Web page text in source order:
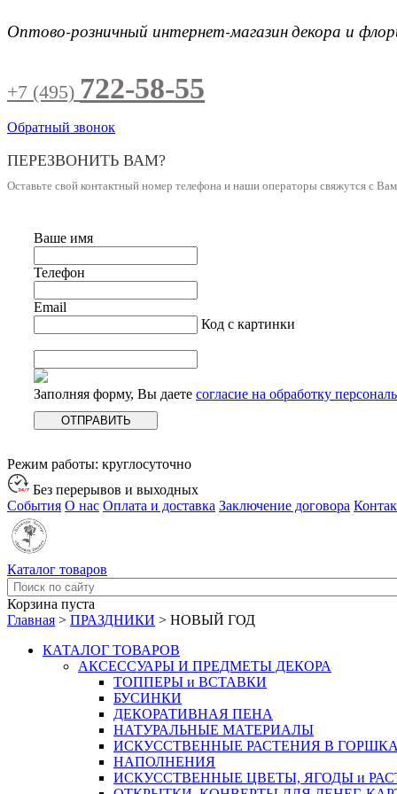
Оптово-розничный интернет-магазиндекора и
+7 (495) 722-58-55
Обратный звонок
ПЕРЕЗВОНИТЬ ВАМ?
Оставьте свой контактный номер телефона и наши операторы свяжутся с
Ваше имя
Телефон
Email
Код с картинки
Заполняя форму, Вы даете согласие на обработку
Режим работы: круглосуточно
Без перерывов и выходных
События О нас Оплата и доставка Заключение договора
Каталог товаров
Корзина пуста
Главная > ПРАЗДНИКИ > НОВЫЙ ГОД
КАТАЛОГ ТОВАРОВ
АКСЕССУАРЫ И ПРЕДМЕТЫ ДЕКОРА
ТОППЕРЫ и ВСТАВКИ
БУСИНКИ
ДЕКОРАТИВНАЯ ПЕНА
НАТУРАЛЬНЫЕ МАТЕРИАЛЫ
ИСКУССТВЕННЫЕ РАСТЕНИЯ В
НАПОЛНЕНИЯ
ИСКУССТВЕННЫЕ ЦВЕТЫ, ЯГОДЫ и